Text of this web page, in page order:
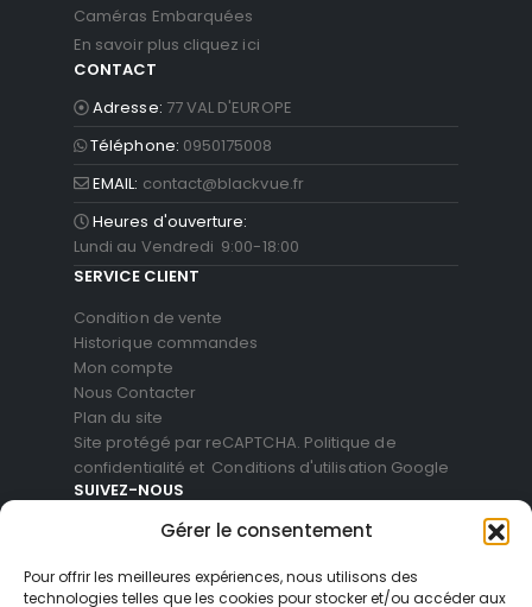
Gérer le consentement
Pour offrir les meilleures expériences, nous utilisons des
technologies telles que les cookies pour stocker et/ou accéder aux
Caméras Embarquées
En savoir plus cliquez ici
CONTACT
Adresse: 77 VAL D'EUROPE
Téléphone: 0950175008
EMAIL: contact@blackvue.fr
Heures d'ouverture:
Lundi au Vendredi 9:00-18:00
SERVICE CLIENT
Condition de vente
Historique commandes
Mon compte
Nous Contacter
Plan du site
Site protégé par reCAPTCHA. Politique de
confidentialité et Conditions d'utilisation Google
SUIVEZ-NOUS